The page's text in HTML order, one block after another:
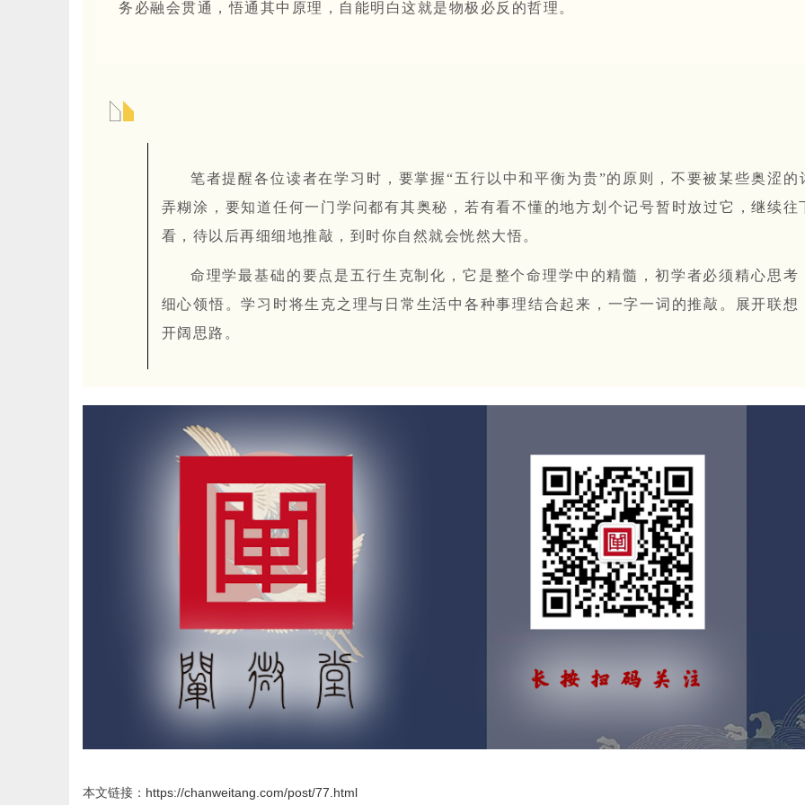
务必融会贯通，悟通其中原理，自能明白这就是物极必反的哲理。
笔者提醒各位读者在学习时，要掌握“五行以中和平衡为贵”的原则，不要被某些奥涩的
弄糊涂，要知道任何一门学问都有其奥秘，若有看不懂的地方划个记号暂时放过它，继续往
看，待以后再细细地推敲，到时你自然就会恍然大悟。
命理学最基础的要点是五行生克制化，它是整个命理学中的精髓，初学者必须精心思考
细心领悟。学习时将生克之理与日常生活中各种事理结合起来，一字一词的推敲。展开联想
开阔思路。
本文链接： https://chanweitang.com/post/77.html